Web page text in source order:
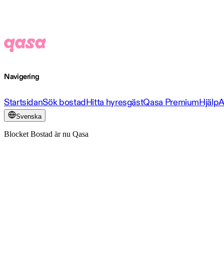
Navigering
StartsidanSök bostadHitta hyresgästQasa PremiumHjälp
Svenska
Blocket Bostad är nu Qasa